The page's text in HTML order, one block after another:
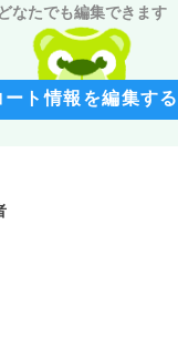
どなたでも編集できます
ート情報を編集する